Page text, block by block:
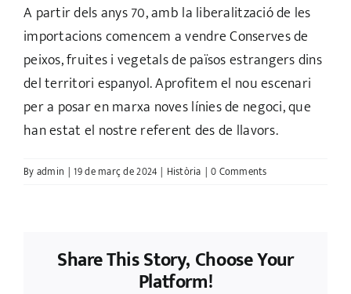
A partir dels anys 70, amb la liberalització de les
importacions comencem a vendre Conserves de
peixos, fruites i vegetals de països estrangers dins
del territori espanyol. Aprofitem el nou escenari
per a posar en marxa noves línies de negoci, que
han estat el nostre referent des de llavors.
Byadmin | 19 de març de 2024 | Història | 0 Comments
Share This Story, Choose Your
Platform!